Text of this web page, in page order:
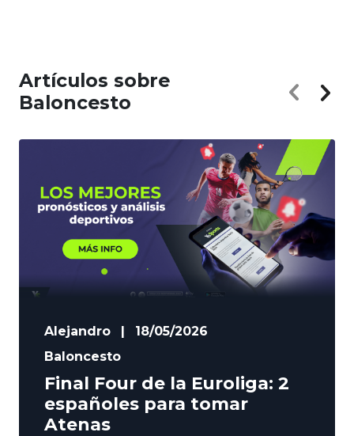
Artículos sobre
Baloncesto
Alejandro
18/05/2026
Baloncesto
Final Four de la Euroliga: 2
españoles para tomar
Atenas